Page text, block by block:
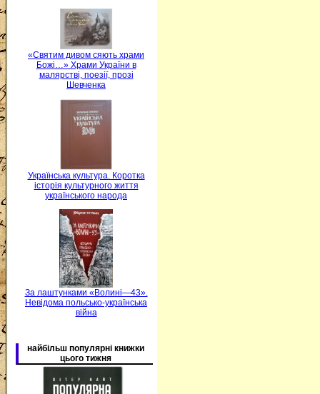
«Святим дивом сяють храми
Божі…» Храми України в
малярстві, поезії, прозі
Шевченка
Українська культура. Коротка
історія культурного життя
українського народа
За лаштунками «Волині—43».
Невідома польсько-українська
війна
найбільш популярні книжки
цього тижня